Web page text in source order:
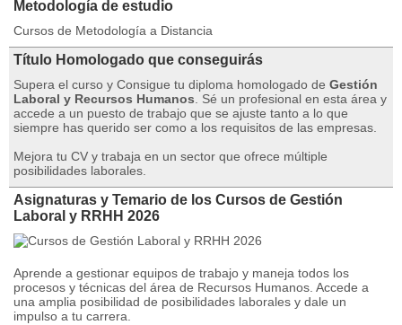
Metodología de estudio
Cursos de Metodología a Distancia
Título Homologado que conseguirás
Supera el curso y Consigue tu diploma homologado de Gestión
Laboral y Recursos Humanos . Sé un profesional en esta área y
accede a un puesto de trabajo que se ajuste tanto a lo que
siempre has querido ser como a los requisitos de las empresas.
Mejora tu CV y trabaja en un sector que ofrece múltiple
posibilidades laborales.
Asignaturas y Temario de los Cursos de Gestión
Laboral y RRHH 2026
Aprende a gestionar equipos de trabajo y maneja todos los
procesos y técnicas del área de Recursos Humanos. Accede a
una amplia posibilidad de posibilidades laborales y dale un
impulso a tu carrera.